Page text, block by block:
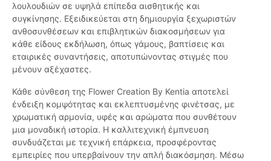
λουλουδιών σε υψηλά επίπεδα αισθητικής και
συγκίνησης. Εξειδικεύεται στη δημιουργία ξεχωριστών
ανθοσυνθέσεων και επιβλητικών διακοσμήσεων για
κάθε είδους εκδήλωση, όπως γάμους, βαπτίσεις και
εταιρικές συναντήσεις, αποτυπώνοντας στιγμές που
μένουν αξέχαστες.
Κάθε σύνθεση της Flower Creation By Kentia αποτελεί
ένδειξη κομψότητας και εκλεπτυσμένης φινέτσας, με
χρωματική αρμονία, υφές και αρώματα που συνθέτουν
μια μοναδική ιστορία. Η καλλιτεχνική έμπνευση
συνδυάζεται με τεχνική επάρκεια, προσφέροντας
εμπειρίες που υπερβαίνουν την απλή διακόσμηση. Μέσω